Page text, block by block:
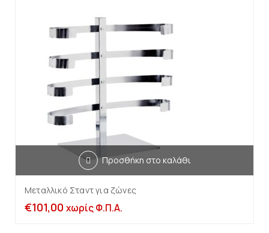
Προσθήκη στο καλάθι
Μεταλλικό Σταντ για ζώνες
€101,00 χωρίς Φ.Π.Α.